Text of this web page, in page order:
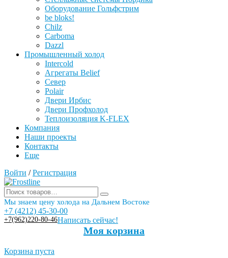
Оборудование Гольфстрим
be bloks!
Chilz
Carboma
Dazzl
Промышленный холод
Intercold
Агрегаты Belief
Север
Polair
Двери Ирбис
Двери Профхолод
Теплоизоляция K-FLEX
Компания
Наши проекты
Контакты
Еще
Войти / Регистрация
Мы знаем цену холода на Дальнем Востоке
+7 (4212) 45-30-00
+7(962)220-80-46Написать сейчас!
Моя корзина
Корзина пуста